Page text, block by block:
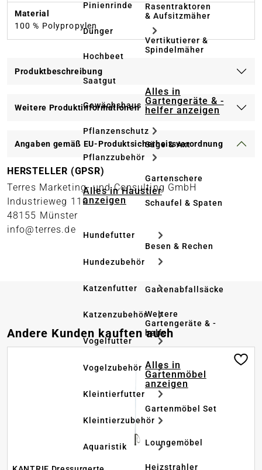
Pinienrinde
Dünger
Hochbeet
Saatgut
Gewächshaus
Pflanzenschutz
Pflanzzubehör
Alles in Haustier
anzeigen
Hundefutter
Hundezubehör
Katzenfutter
Katzenzubehör
Vogelfutter
Vogelzubehör
Kleintierfutter
Kleintierzubehör
Aquaristik
Rasentraktoren
& Aufsitzmäher
Vertikutierer &
Spindelmäher
Alles in
Gartengeräte & -
helfer anzeigen
Säge & Axt
Gartenschere
Schaufel & Spaten
Besen & Rechen
Gartenabfallsäcke
Weitere
Gartengeräte & -
helfer
Alles in
Gartenmöbel
anzeigen
Gartenmöbel Set
Loungemöbel
Heizstrahler
Material
100 % Polypropylen
Produktbeschreibung
Weitere Produktinformationen
Angaben gemäß EU-Produktsicherheitsverordnung
HERSTELLER (GPSR)
Terres Marketing- und Consulting GmbH
Industrieweg 110
48155 Münster
info@terres.de
Produktgalerie überspringen
Andere Kunden kauften auch